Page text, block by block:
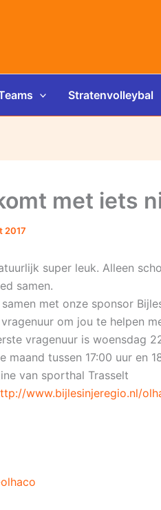
Stratenvolleybal
met iets
2017
super leuk. Alleen
samen.
met onze sponsor
om jou te helpen
vragenuur is woensdag
maand tussen 17:00 uur en
van sporthal Trasselt
www.bijlesinjeregio.nl/